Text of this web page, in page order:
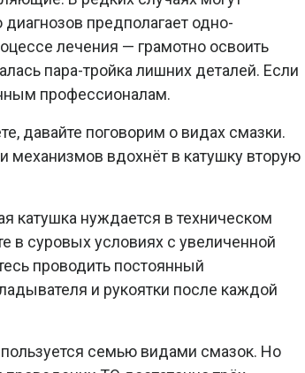
предполагает одно-
лечения — грамотно освоить
пара-тройка лишних деталей. Если
профессионалам.
давайте поговорим о видах смазки.
механизмов вдохнёт в катушку вторую
катушка нуждается в техническом
в суровых условиях с увеличенной
проводить постоянный
и рукоятки после каждой
семью видами смазок. Но